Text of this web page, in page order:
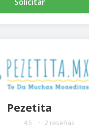
Pezetita
4.5 2 reseñas